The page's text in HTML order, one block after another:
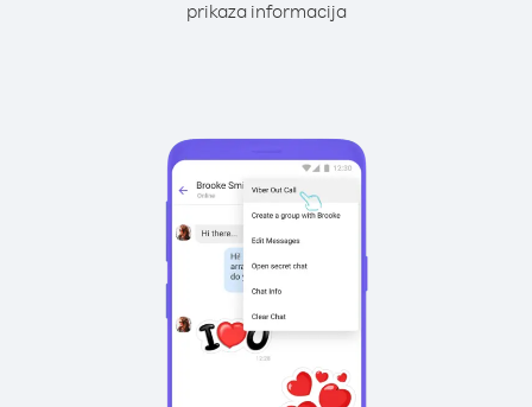
prikaza informacija